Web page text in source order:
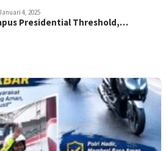
4, 2025
Presidential Threshold,…